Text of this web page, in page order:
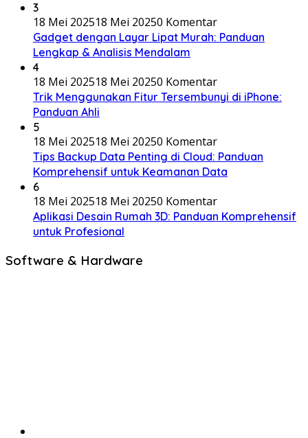
3
18 Mei 202518 Mei 20250 Komentar
Gadget dengan Layar Lipat Murah: Panduan
Lengkap & Analisis Mendalam
4
18 Mei 202518 Mei 20250 Komentar
Trik Menggunakan Fitur Tersembunyi di iPhone:
Panduan Ahli
5
18 Mei 202518 Mei 20250 Komentar
Tips Backup Data Penting di Cloud: Panduan
Komprehensif untuk Keamanan Data
6
18 Mei 202518 Mei 20250 Komentar
Aplikasi Desain Rumah 3D: Panduan Komprehensif
untuk Profesional
Software & Hardware